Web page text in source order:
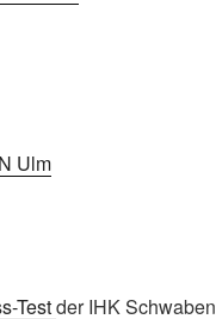
Ulm
Testder IHK Schwaben